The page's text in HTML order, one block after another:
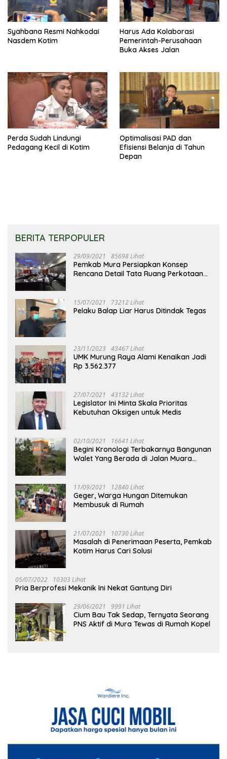
Syahbana Resmi Nahkodai
Nasdem Kotim
Harus Ada Kolaborasi
Pemerintah-Perusahaan
Buka Akses Jalan
Perda Sudah Lindungi
Pedagang Kecil di Kotim
Optimalisasi PAD dan
Efisiensi Belanja di Tahun
Depan
BERITA TERPOPULER
29/09/2021 85698 Lihat
Pemkab Mura Persiapkan Konsep
Rencana Detail Tata Ruang Perkotaan
15/07/2021 73212 Lihat
Pelaku Balap Liar Harus Ditindak Tegas
23/11/2023 43467 Lihat
UMK Murung Raya Alami Kenaikan Jadi
Rp 3.562.377
27/07/2021 43132 Lihat
Legislator Ini Minta Skala Prioritas
Kebutuhan Oksigen untuk Medis
02/10/2021 16641 Lihat
Begini Kronologi Terbakarnya Bangunan
Walet Yang Berada di Jalan Muara
11/09/2021 12840 Lihat
Geger, Warga Hungan Ditemukan
Membusuk di Rumah
21/07/2021 10730 Lihat
Masalah di Penerimaan Peserta, Pemkab
Kotim Harus Cari Solusi
05/07/2022 10303 Lihat
Pria Berprofesi Mekanik Ini Nekat Gantung Diri
29/06/2021 9991 Lihat
Cium Bau Tak Sedap, Ternyata Seorang
PNS Aktif di Mura Tewas di Rumah Kopel